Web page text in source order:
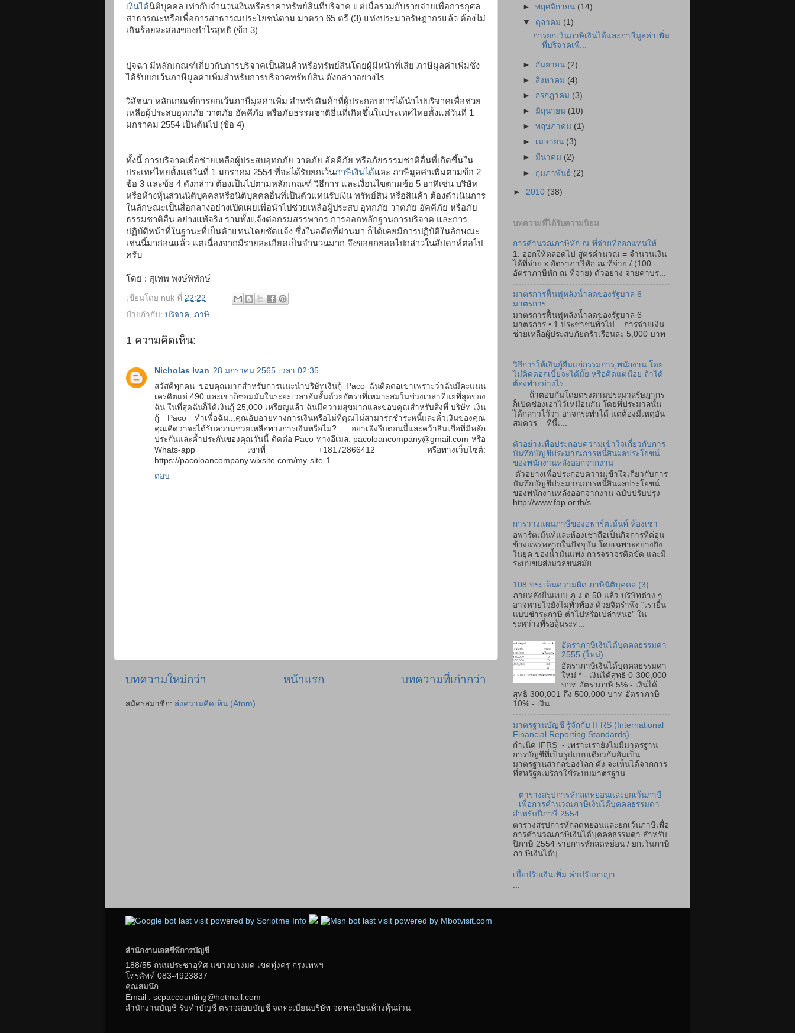
เงินได้นิติบุคคล เท่ากับจำนวนเงินหรือราคาทรัพย์สินที่บริจาค แต่เมื่อรวมกับรายจ่ายเพื่อการกุศล
สาธารณะหรือเพื่อการสาธารณประโยชน์ตาม มาตรา 65 ตรี (3) แห่งประมวลรัษฎากรแล้ว ต้องไม่
เกินร้อยละสองของกำไรสุทธิ (ข้อ 3)
ปุจฉา มีหลักเกณฑ์เกี่ยวกับการบริจาคเป็นสินค้าหรือทรัพย์สินโดยผู้มีหน้าที่เสีย ภาษีมูลค่าเพิ่มซึ่ง
ได้รับยกเว้นภาษีมูลค่าเพิ่มสำหรับการบริจาคทรัพย์สิน ดังกล่าวอย่างไร
วิสัชนา หลักเกณฑ์การยกเว้นภาษีมูลค่าเพิ่ม สำหรับสินค้าที่ผู้ประกอบการได้นำไปบริจาคเพื่อช่วย
เหลือผู้ประสบอุทกภัย วาตภัย อัคคีภัย หรือภัยธรรมชาติอื่นที่เกิดขึ้นในประเทศไทยตั้งแต่วันที่ 1
มกราคม 2554 เป็นต้นไป (ข้อ 4)
ทั้งนี้ การบริจาคเพื่อช่วยเหลือผู้ประสบอุทกภัย วาตภัย อัคคีภัย หรือภัยธรรมชาติอื่นที่เกิดขึ้นใน
ประเทศไทยตั้งแต่วันที่ 1 มกราคม 2554 ที่จะได้รับยกเว้นภาษีเงินได้และ ภาษีมูลค่าเพิ่มตามข้อ 2
ข้อ 3 และข้อ 4 ดังกล่าว ต้องเป็นไปตามหลักเกณฑ์ วิธีการ และเงื่อนไขตามข้อ 5 อาทิเช่น บริษัท
หรือห้างหุ้นส่วนนิติบุคคลหรือนิติบุคคลอื่นที่เป็นตัวแทนรับเงิน ทรัพย์สิน หรือสินค้า ต้องดำเนินการ
ในลักษณะเป็นสื่อกลางอย่างเปิดเผยเพื่อนำไปช่วยเหลือผู้ประสบ อุทกภัย วาตภัย อัคคีภัย หรือภัย
ธรรมชาติอื่น อย่างแท้จริง รวมทั้งแจ้งต่อกรมสรรพากร การออกหลักฐานการบริจาค และการ
ปฏิบัติหน้าที่ในฐานะที่เป็นตัวแทนโดยชัดแจ้ง ซึ่งในอดีตที่ผ่านมา ก็ได้เคยมีการปฏิบัติในลักษณะ
เช่นนี้มาก่อนแล้ว แต่เนื่องจากมีรายละเอียดเป็นจำนวนมาก จึงขอยกยอดไปกล่าวในสัปดาห์ต่อไป
ครับ
โดย : สุเทพ พงษ์พิทักษ์
เขียนโดย nuk ที่ 22:22
ป้ายกำกับ: บริจาค ภาษี
1 ความคิดเห็น:
Nicholas Ivan 28 มกราคม 2565 เวลา 02:35
สวัสดีทุกคน ขอบคุณมากสำหรับการแนะนำบริษัทเงินกู้ Paco ฉันติดต่อเขาเพราะว่าฉันมีคะแนน
เครดิตแย่ 490 และเขาก็ซ่อมมันในระยะเวลาอันสั้นด้วยอัตราที่เหมาะสมในช่วงเวลาที่แย่ที่สุดของ
ฉัน ในที่สุดฉันก็ได้เงินกู้ 25,000 เหรียญแล้ว ฉันมีความสุขมากและขอบคุณสำหรับสิ่งที่ บริษัท เงิน
กู้ Paco ทำเพื่อฉัน...คุณอับอายทางการเงินหรือไม่ที่คุณไม่สามารถชำระหนี้และตั๋วเงินของคุณ
คุณคิดว่าจะได้รับความช่วยเหลือทางการเงินหรือไม่? อย่าเพิ่งรีบตอนนี้และคว้าสินเชื่อที่มีหลัก
ประกันและค้ำประกันของคุณวันนี้ ติดต่อ Paco ทางอีเมล: pacoloancompany@gmail.com หรือ
Whats-app เขาที่ +18172866412 หรือทางเว็บไซต์:
https://pacoloancompany.wixsite.com/my-site-1
ตอบ
บทความใหม่กว่า บทความที่เก่ากว่า
หน้าแรก
สมัครสมาชิก: ส่งความคิดเห็น (Atom)
►พฤศจิกายน (14)
▼ ตุลาคม (1)
การยกเว้นภาษีเงินได้และภาษีมูลค่าเพิ่ม
ที่บริจาคเพื...
► กันยายน (2)
► สิงหาคม (4)
► กรกฎาคม (3)
► มิถุนายน (10)
►พฤษภาคม (1)
► เมษายน (3)
► มีนาคม (2)
► กุมภาพันธ์ (2)
► 2010 (38)
บทความที่ได้รับความนิยม
การคำนวณภาษีหัก ณ ที่จ่ายที่ออกแทนให้
1. ออกให้ตลอดไป สูตรคำนวณ = จำนวนเงิน
ได้ที่จ่าย x อัตราภาษีหัก ณ ที่จ่าย / (100 -
อัตราภาษีหัก ณ ที่จ่าย) ตัวอย่าง จ่ายค่าบร...
มาตรการฟื้นฟูหลังน้ำลดของรัฐบาล 6
มาตรการ
มาตรการฟื้นฟูหลังน้ำลดของรัฐบาล 6
มาตรการ • 1.ประชาชนทั่วไป – การจ่ายเงิน
ช่วยเหลือผู้ประสบภัยครัวเรือนละ 5,000 บาท
– ...
วิธีการให้เงินกู้ยืมแก่กรรมการ,พนักงาน โดย
ไม่คิดดอกเบี้ยจะได้มั๊ย หรือคิดแต่น้อย ถ้าได้
ต้องทำอย่างไร
ถ้าตอบกันโดยตรงตามประมวลรัษฎากร
ก็เปิดช่องเอาไว้เหมือนกัน โดยที่ประมวลนั้น
ได้กล่าวไว้ว่า อาจกระทำได้ แต่ต้องมีเหตุอัน
สมควร ทีนี้เ...
ตัวอย่างเพื่อประกอบความเข้าใจเกี่ยวกับการ
บันทึกบัญชีประมาณการหนี้สินผลประโยชน์
ของพนักงานหลังออกจากงาน
ตัวอย่างเพื่อประกอบความเข้าใจเกี่ยวกับการ
บันทึกบัญชีประมาณการหนี้สินผลประโยชน์
ของพนักงานหลังออกจากงาน ฉบับปรับปรุง
http://www.fap.or.th/s...
การวางแผนภาษีของอพาร์ตเม้นท์ ห้องเช่า
อพาร์ตเม้นท์และห้องเช่าถือเป็นกิจการที่ค่อน
ข้างแพร่หลายในปัจจุบัน โดยเฉพาะอย่างยิ่ง
ในยุค ของน้ำมันแพง การจราจรติดขัด และมี
ระบบขนส่งมวลชนสมัย...
108 ประเด็นความผิด ภาษีนิติบุคคล (3)
ภายหลังยื่นแบบ ภ.ง.ด.50 แล้ว บริษัทต่าง ๆ
อาจหายใจยังไม่ทั่วท้อง ด้วยจิตรำพึง “เรายื่น
แบบชำระภาษี ต่ำไปหรือเปล่าหนอ” ใน
ระหว่างที่รอลุ้นระท...
อัตราภาษีเงินได้บุคคลธรรมดา
2555 (ใหม่)
อัตราภาษีเงินได้บุคคลธรรมดา
ใหม่ * - เงินได้สุทธิ 0-300,000
บาท อัตราภาษี 5% - เงินได้
สุทธิ 300,001 ถึง 500,000 บาท อัตราภาษี
10% - เงิน...
มาตรฐานบัญชี รู้จักกับ IFRS (International
Financial Reporting Standards)
กำเนิด IFRS - เพราะเรายังไม่มีมาตรฐาน
การบัญชีที่เป็นรูปแบบเดียวกันอันเป็น
มาตรฐานสากลของโลก ดัง จะเห็นได้จากการ
ที่สหรัฐอเมริกาใช้ระบบมาตรฐาน...
ตารางสรุปการหักลดหย่อนและยกเว้นภาษี
เพื่อการคำนวณภาษีเงินได้บุคคลธรรมดา
สำหรับปีภาษี 2554
ตารางสรุปการหักลดหย่อนและยกเว้นภาษีเพื่อ
การคำนวณภาษีเงินได้บุคคลธรรมดา สำหรับ
ปีภาษี 2554 รายการหักลดหย่อน / ยกเว้นภาษี
ภา ษีเงินได้บุ...
เบี้ยปรับเงินเพิ่ม ค่าปรับอาญา
...
สำนักงานเอสซีพีการบัญชี
188/55 ถนนประชาอุทิศ แขวงบางมด เขตทุ่งครุ กรุงเทพฯ
โทรศัพท์ 083-4923837
คุณสมนึก
Email : scpaccounting@hotmail.com
สำนักงานบัญชี รับทำบัญชี ตรวจสอบบัญชี จดทะเบียนบริษัท จดทะเบียนห้างหุ้นส่วน